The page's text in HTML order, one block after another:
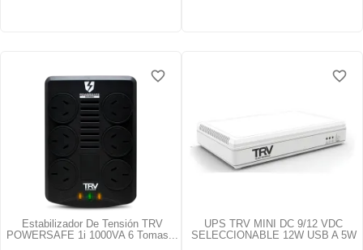
Estabilizador De Tensión TRV
POWERSAFE 1i 1000VA 6 Tomas...
favorite_border
favorite_border
UPS TRV MINI DC 9/12 VDC
SELECCIONABLE 12W USB A 5W
favorite_border
favorite_border